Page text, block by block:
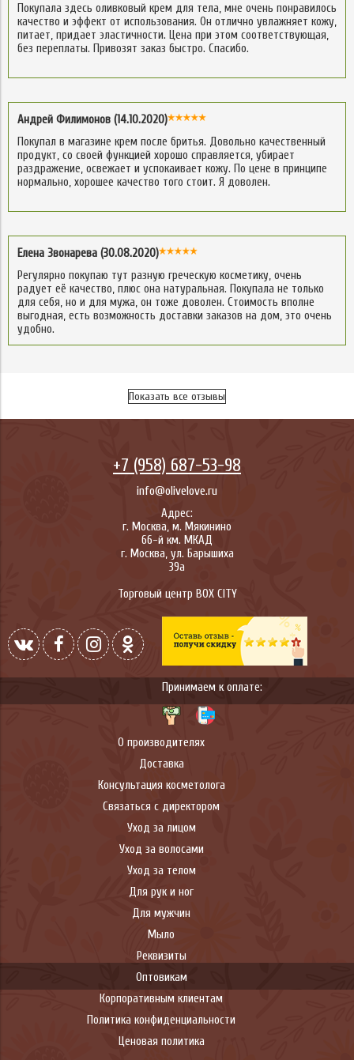
Покупала здесь оливковый крем для тела, мне очень понравилось
качество и эффект от использования. Он отлично увлажняет кожу,
питает, придает эластичности. Цена при этом соответствующая,
без переплаты. Привозят заказ быстро. Спасибо.
Андрей Филимонов (14.10.2020)
Покупал в магазине крем после бритья. Довольно качественный
продукт, со своей функцией хорошо справляется, убирает
раздражение, освежает и успокаивает кожу. По цене в принципе
нормально, хорошее качество того стоит. Я доволен.
Елена Звонарева (30.08.2020)
Регулярно покупаю тут разную греческую косметику, очень
радует её качество, плюс она натуральная. Покупала не только
для себя, но и для мужа, он тоже доволен. Стоимость вполне
выгодная, есть возможность доставки заказов на дом, это очень
удобно.
Показать все отзывы
+7 (958) 687-53-98
info@olivelove.ru
Адрес:
г. Москва, м. Мякинино
66-й км. МКАД
г. Москва, ул. Барышиха
39а
Торговый центр BOX CITY
О производителях
Доставка
Консультация косметолога
Связаться с директором
Уход за лицом
Уход за волосами
Уход за телом
Для рук и ног
Для мужчин
Мыло
Реквизиты
Оптовикам
Корпоративным клиентам
Политика конфиденциальности
Ценовая политика
Принимаем к оплате: